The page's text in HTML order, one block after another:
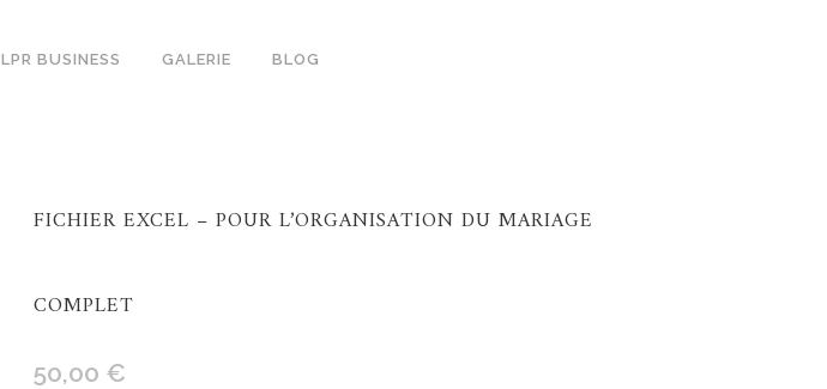
LPR BUSINESS GALERIE BLOG
FICHIER EXCEL – POUR L’ORGANISATION DU MARIAGE
COMPLET
50,00 €